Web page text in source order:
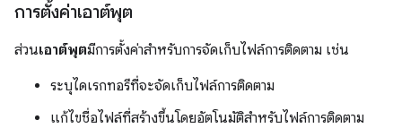
การตั้งค่าเอาต์พุต
ส่วนเอาต์พุตมีการตั้งค่าสำหรับการจัดเก็บไฟล์การติดตาม เช่น
ระบุไดเรกทอรีที่จะจัดเก็บไฟล์การติดตาม
แก้ไขชื่อไฟล์ที่สร้างขึ้นโดยอัตโนมัติสำหรับไฟล์การติดตาม